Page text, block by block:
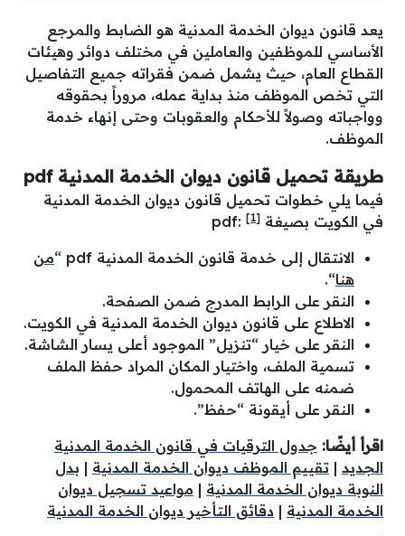
يعد قانون ديوان الخدمة المدنية هو الضابط والمرجع
الأساسي للموظفين والعاملين في مختلف دوائر وهيئات
القطاع العام، حيث يشمل ضمن فقراته جميع التفاصيل
التي تخص الموظف منذ بداية عمله، مروراً بحقوقه
وواجباته وصولاً للأحكام والعقوبات وحتى إنهاء خدمة
الموظف.
طريقة تحميل قانون ديوان الخدمة المدنية pdf
فيما يلي خطوات تحميل قانون ديوان الخدمة المدنية
في الكويت بصيغة
pdf: [1]
الانتقال إلى خدمة قانون الخدمة المدنية pdf “
من
هنا“.
النقر على الرابط المدرج ضمن الصفحة.
الاطلاع على قانون ديوان الخدمة المدنية في الكويت.
النقر على خيار “تنزيل” الموجود أعلى يسار الشاشة.
تسمية الملف، واختيار المكان المراد حفظ الملف
ضمنه على الهاتف المحمول.
النقر على أيقونة “حفظ”.
اقرأ أيضًا: جدول الترقيات في قانون الخدمة المدنية
الجديد | تقييم الموظف ديوان الخدمة المدنية | بدل
النوبة ديوان الخدمة المدنية | مواعيد تسجيل ديوان
الخدمة المدنية | دقائق التأخير ديوان الخدمة المدنية